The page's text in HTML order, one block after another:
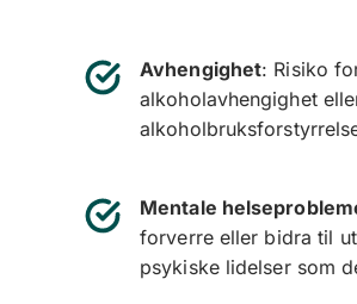
Avhengighet: Risiko
alkoholavhengighet
Mentale
forverre eller bidra til
psykiske lidelser som